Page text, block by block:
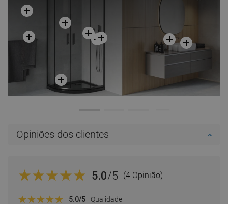
Opiniões dos clientes
5.0/5 (4 Opinião)
5.0/5 Qualidade